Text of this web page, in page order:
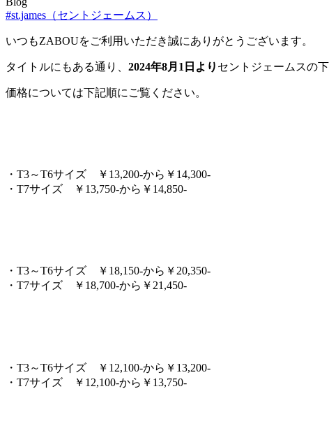
#st.james（セントジェームス）
いつもZABOUをご利用いただき誠にありがとうございます。
タイトルにもある通り、 2024年8月1日より セントジェームスの
価格については下記順にご覧ください。
・T3～T6サイズ ￥13,200-から￥14,300-
・T7サイズ ￥13,750-から￥14,850-
・T3～T6サイズ ￥18,150-から￥20,350-
・T7サイズ ￥18,700-から￥21,450-
・T3～T6サイズ ￥12,100-から￥13,200-
・T7サイズ ￥12,100-から￥13,750-